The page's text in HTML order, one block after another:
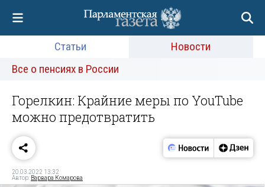
Статьи
Новости
Все о пенсиях в России
Горелкин: Крайние меры по YouTube
можно предотвратить
20.03.2022 13:32
Автор: Варвара Комарова